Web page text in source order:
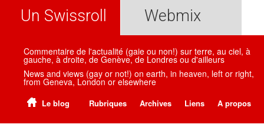
Un Swissroll Webmix
Commentaire de l'actualité (gaie ou non!) sur terre, au ciel, à
gauche, à droite, de Genève, de Londres ou d'ailleurs
News and views (gay or not!) on earth, in heaven, left or right,
from Geneva, London or elsewhere
Le blog Rubriques Archives Liens A propos